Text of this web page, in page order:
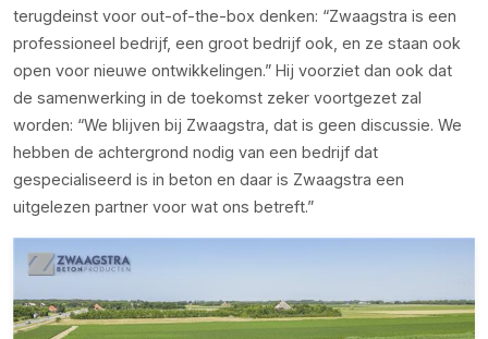
terugdeinst voor out-of-the-box denken: “Zwaagstra is een
professioneel bedrijf, een groot bedrijf ook, en ze staan ook
open voor nieuwe ontwikkelingen.” Hij voorziet dan ook dat
de samenwerking in de toekomst zeker voortgezet zal
worden: “We blijven bij Zwaagstra, dat is geen discussie. We
hebben de achtergrond nodig van een bedrijf dat
gespecialiseerd is in beton en daar is Zwaagstra een
uitgelezen partner voor wat ons betreft.”